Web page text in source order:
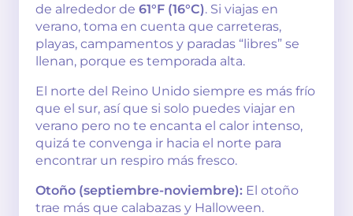
de alrededor de 61°F (16°C). Si viajas en
verano, toma en cuenta que carreteras,
playas, campamentos y paradas “libres” se
llenan, porque es temporada alta.
El norte del Reino Unido siempre es más frío
que el sur, así que si solo puedes viajar en
verano pero no te encanta el calor intenso,
quizá te convenga ir hacia el norte para
encontrar un respiro más fresco.
Otoño (septiembre-noviembre): El otoño
trae más que calabazas y Halloween.